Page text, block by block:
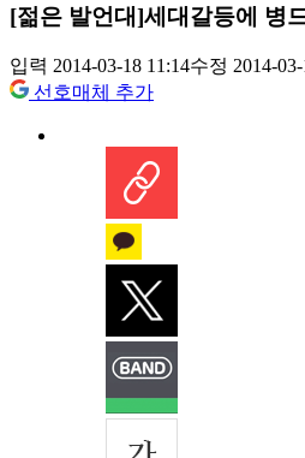
[젊은 발언대]세대갈등에 병
입력 2014-03-18 11:14수정 2014-
선호매체 추가